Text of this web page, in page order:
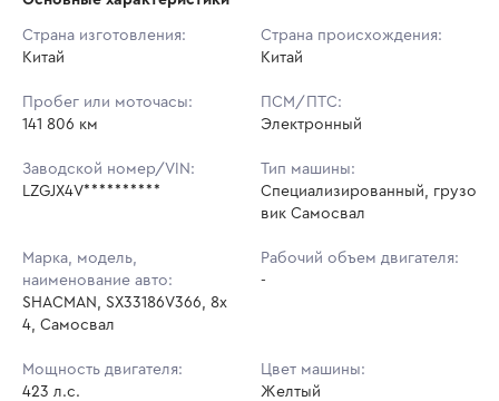
Шаг торгов: 31 874 ₽
Кол-во ставок:
Ставок не найдено
в аукционах
Страна изготовления:
Китай
Страна происхождения:
Китай
Пробег или моточасы:
141 806 км
ПСМ/ПТС:
Электронный
Заводской номер/VIN:
LZGJX4V**********
Тип машины:
Специализированный, грузо
вик Самосвал
Марка, модель,
наименование авто:
SHACMAN, SX33186V366, 8x
4, Самосвал
Рабочий объем двигателя:
-
Мощность двигателя:
423 л.с.
Цвет машины:
Желтый